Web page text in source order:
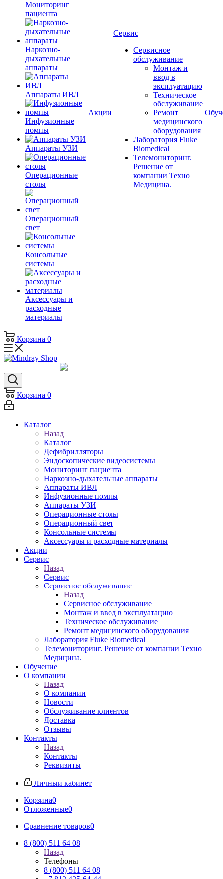
Мониторинг
пациента
Наркозно-
дыхательные
аппараты
Аппараты ИВЛ
Инфузионные
помпы
Аппараты УЗИ
Операционные
столы
Операционный
свет
Консольные
системы
Аксессуары и
расходные
материалы
Акции
Сервис
Сервисное
обслуживание
Монтаж и
ввод в
эксплуатацию
Техническое
обслуживание
Ремонт
медицинского
оборудования
Лаборатория Fluke
Biomedical
Телемониторинг.
Решение от
компании Техно
Медицина.
Корзина 0
Корзина 0
Каталог
Назад
Каталог
Дефибрилляторы
Эндоскопические видеосистемы
Мониторинг пациента
Наркозно-дыхательные аппараты
Аппараты ИВЛ
Инфузионные помпы
Аппараты УЗИ
Операционные столы
Операционный свет
Консольные системы
Аксессуары и расходные материалы
Акции
Сервис
Назад
Сервис
Сервисное обслуживание
Назад
Сервисное обслуживание
Монтаж и ввод в эксплуатацию
Техническое обслуживание
Ремонт медицинского оборудования
Лаборатория Fluke Biomedical
Телемониторинг. Решение от компании Техно
Медицина.
Обучение
О компании
Назад
О компании
Новости
Обслуживание клиентов
Доставка
Отзывы
Контакты
Назад
Контакты
Реквизиты
Личный кабинет
Корзина0
Отложенные0
Сравнение товаров0
8 (800) 511 64 08
Назад
Телефоны
8 (800) 511 64 08